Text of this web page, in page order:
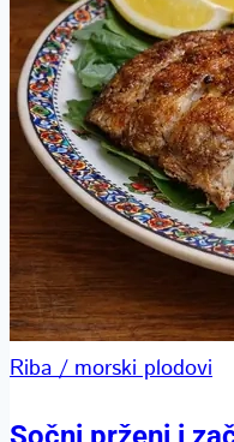
Riba / morski plodovi